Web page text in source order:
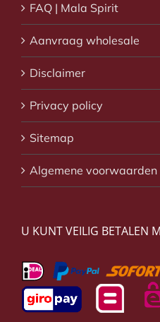
FAQ | Mala Spirit
Aanvraag wholesale
Disclaimer
Privacy policy
Sitemap
Algemene voorwaarden
U KUNT VEILIG BETALEN